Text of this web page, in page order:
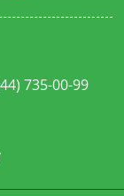
735-00-99